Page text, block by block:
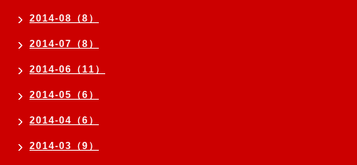
2014-08（8）
2014-07（8）
2014-06（11）
2014-05（6）
2014-04（6）
2014-03（9）